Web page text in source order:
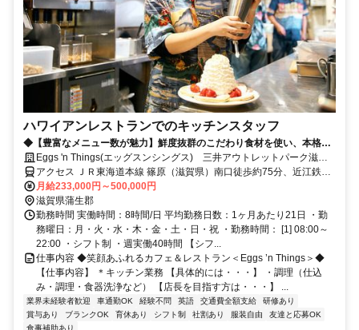
ハワイアンレストランでのキッチンスタッフ
◆【豊富なメニュー数が魅力】鮮度抜群のこだわり食材を使い、本格ハ
ワイ料理～洋食全般の腕を磨けます◆
Eggs 'n Things(エッグスンシングス) 三井アウトレットパーク滋賀
竜王店 社員募集
アクセス ＪＲ東海道本線 篠原（滋賀県）南口徒歩約75分、近江鉄道
八日市線 武佐（滋賀県）徒歩約101分、ＪＲ東海道本線 近江八幡南
口徒歩約106分
月給233,000円～500,000円
滋賀県蒲生郡
勤務時間 実働時間：8時間/日 平均勤務日数：1ヶ月あたり21日 ・勤
務曜日：月・火・水・木・金・土・日・祝 ・勤務時間： [1] 08:00～
22:00 ・シフト制 ・週実働40時間 【シフ...
仕事内容 ◆笑顔あふれるカフェ＆レストラン＜Eggs ’n Things＞◆
【仕事内容】 ＊キッチン業務 【具体的には・・・】 ・調理（仕込
み・調理・食器洗浄など） 【店長を目指す方は・・・】 ...
業界未経験者歓迎 車通勤OK 経験不問 英語 交通費全額支給
研修あり
賞与あり
ブランクOK 育休あり シフト制 社割あり 服装自由
友達と応募OK
食事補助あり